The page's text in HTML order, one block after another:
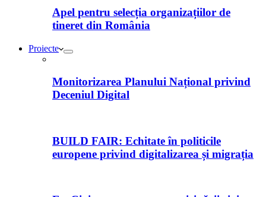
Apel pentru selecția organizațiilor de
tineret din România
Proiecte
Monitorizarea Planului Național privind
Deceniul Digital
BUILD FAIR: Echitate în politicile
europene privind digitalizarea și migrația